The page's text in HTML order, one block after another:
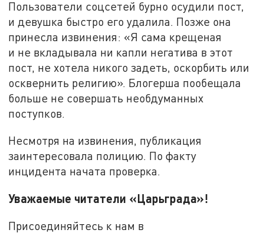
Пользователи соцсетей бурно осудили пост,
и девушка быстро его удалила. Позже она
принесла извинения: «Я сама крещеная
и не вкладывала ни капли негатива в этот
пост, не хотела никого задеть, оскорбить или
осквернить религию». Блогерша пообещала
больше не совершать необдуманных
поступков.
Несмотря на извинения, публикация
заинтересовала полицию. По факту
инцидента начата проверка.
Уважаемые читатели «Царьграда»!
Присоединяйтесь к нам в